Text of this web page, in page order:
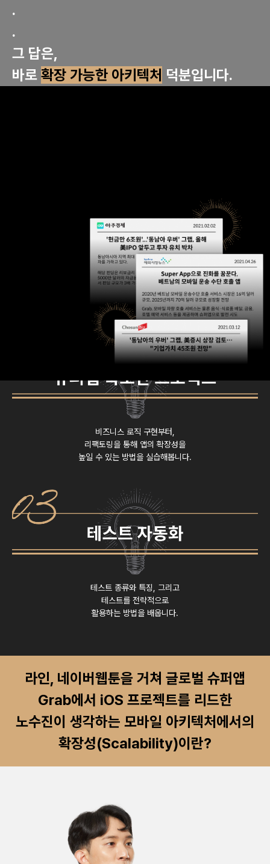
.
.
그 답은,
바로 확장 가능한 아키텍처 덕분입니다.
프레임워크나 언어의 종류와 상관없이
개념을 학습합니다.
비즈니스 로직 구현부터,
리팩토링을 통해 앱의 확장성을
높일 수 있는 방법을 실습해봅니다.
테스트 종류와 특징, 그리고
테스트를 전략적으로
활용하는 방법을 배웁니다.
라인, 네이버웹툰을 거쳐 글로벌 슈퍼앱
Grab에서 iOS 프로젝트를 리드한
노수진이 생각하는 모바일 아키텍처에서의
확장성(Scalability)이란?